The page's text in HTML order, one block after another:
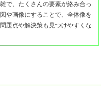
で、たくさんの要素が絡み合っ
や画像にすることで、全体像を
題点や解決策も見つけやすくな